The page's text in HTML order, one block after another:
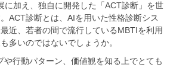
に加え、独自に開発した「ACT診断」を世
ACT診断とは、AIを用いた性格診断シス
近、若者の間で流行しているMBTIを利用
多いのではないでしょうか。
や行動パターン、価値観を知る上でとても